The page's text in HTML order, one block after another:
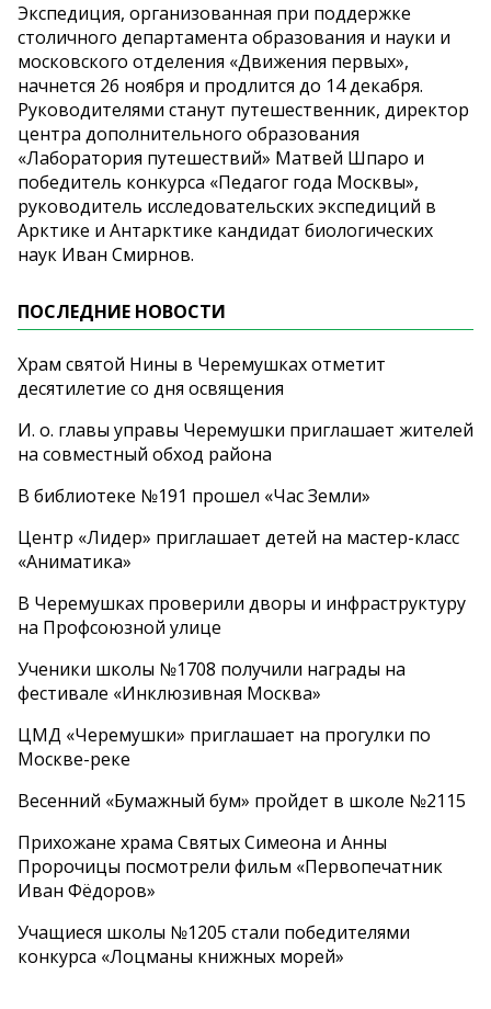
Экспедиция, организованная при поддержке
столичного департамента образования и науки и
московского отделения «Движения первых»,
начнется 26 ноября и продлится до 14 декабря.
Руководителями станут путешественник, директор
центра дополнительного образования
«Лаборатория путешествий» Матвей Шпаро и
победитель конкурса «Педагог года Москвы»,
руководитель исследовательских экспедиций в
Арктике и Антарктике кандидат биологических
наук Иван Смирнов.
ПОСЛЕДНИЕ НОВОСТИ
Храм святой Нины в Черемушках отметит
десятилетие со дня освящения
И. о. главы управы Черемушки приглашает жителей
на совместный обход района
В библиотеке №191 прошел «Час Земли»
Центр «Лидер» приглашает детей на мастер-класс
«Аниматика»
В Черемушках проверили дворы и инфраструктуру
на Профсоюзной улице
Ученики школы №1708 получили награды на
фестивале «Инклюзивная Москва»
ЦМД «Черемушки» приглашает на прогулки по
Москве-реке
Весенний «Бумажный бум» пройдет в школе №2115
Прихожане храма Святых Симеона и Анны
Пророчицы посмотрели фильм «Первопечатник
Иван Фёдоров»
Учащиеся школы №1205 стали победителями
конкурса «Лоцманы книжных морей»